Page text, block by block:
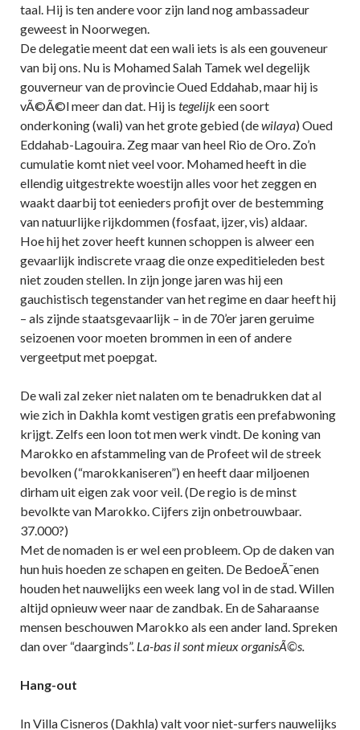
taal. Hij is ten andere voor zijn land nog ambassadeur
geweest in Noorwegen.
De delegatie meent dat een wali iets is als een gouveneur
van bij ons. Nu is Mohamed Salah Tamek wel degelijk
gouverneur van de provincie Oued Eddahab, maar hij is
vÃ©Ã©l meer dan dat. Hij is tegelijkeen soort
onderkoning (wali) van het grote gebied (dewilaya) Oued
Eddahab-Lagouira. Zeg maar van heel Rio de Oro. Zo’n
cumulatie komt niet veel voor. Mohamed heeft in die
ellendig uitgestrekte woestijn alles voor het zeggen en
waakt daarbij tot eenieders profijt over de bestemming
van natuurlijke rijkdommen (fosfaat, ijzer, vis) aldaar.
Hoe hij het zover heeft kunnen schoppen is alweer een
gevaarlijk indiscrete vraag die onze expeditieleden best
niet zouden stellen. In zijn jonge jaren was hij een
gauchistisch tegenstander van het regime en daar heeft hij
– als zijnde staatsgevaarlijk – in de 70’er jaren geruime
seizoenen voor moeten brommen in een of andere
vergeetput met poepgat.
De wali zal zeker niet nalaten om te benadrukken dat al
wie zich in Dakhla komt vestigen gratis een prefabwoning
krijgt. Zelfs een loon tot men werk vindt. De koning van
Marokko en afstammeling van de Profeet wil de streek
bevolken (“marokkaniseren”) en heeft daar miljoenen
dirham uit eigen zak voor veil. (De regio is de minst
bevolkte van Marokko. Cijfers zijn onbetrouwbaar.
37.000?)
Met de nomaden is er wel een probleem. Op de daken van
hun huis hoeden ze schapen en geiten. De BedoeÃ¯enen
houden het nauwelijks een week lang vol in de stad. Willen
altijd opnieuw weer naar de zandbak. En de Saharaanse
mensen beschouwen Marokko als een ander land. Spreken
dan over “daarginds”. La-bas il sont mieux organisÃ©s.
Hang-out
In Villa Cisneros (Dakhla) valt voor niet-surfers nauwelijks